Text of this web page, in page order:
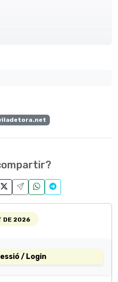
DE 2026
/ Login